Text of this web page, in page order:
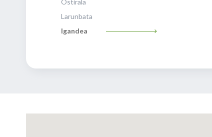
Ostirala
Larunbata
Igandea